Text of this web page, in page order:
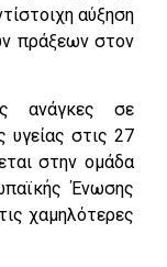
αύξηση
πράξεων στον
ανάγκες σε
υγείας στις 27
στην ομάδα
Ένωσης
χαμηλότερες